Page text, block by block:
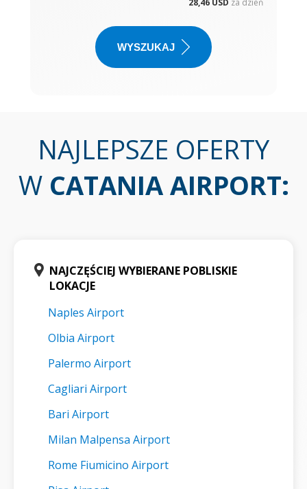
WYSZUKAJ
NAJLEPSZE OFERTY
W CATANIA AIRPORT:
NAJCZĘŚCIEJ WYBIERANE POBLISKIE
LOKACJE
Naples Airport
Olbia Airport
Palermo Airport
Cagliari Airport
Bari Airport
Milan Malpensa Airport
Rome Fiumicino Airport